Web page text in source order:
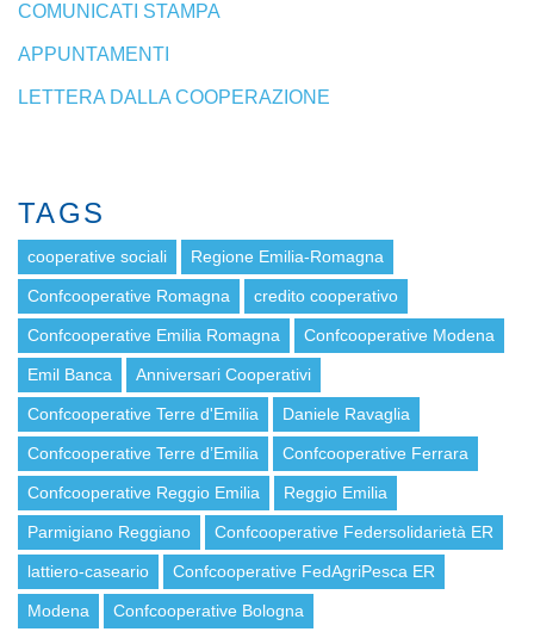
COMUNICATI STAMPA
APPUNTAMENTI
LETTERA DALLA COOPERAZIONE
TAGS
cooperative sociali Regione Emilia-Romagna
Confcooperative Romagna credito cooperativo
Confcooperative Emilia Romagna Confcooperative Modena
Emil Banca Anniversari Cooperativi
Confcooperative Terre d'Emilia Daniele Ravaglia
Confcooperative Terre d’Emilia Confcooperative Ferrara
Confcooperative Reggio Emilia Reggio Emilia
Parmigiano Reggiano Confcooperative Federsolidarietà ER
lattiero-caseario Confcooperative FedAgriPesca ER
Modena Confcooperative Bologna